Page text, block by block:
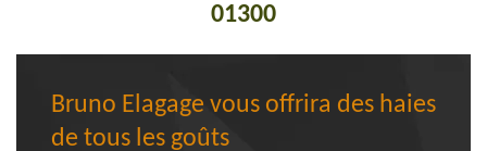
01300
Bruno Elagage vous offrira des haies
de tous les goûts